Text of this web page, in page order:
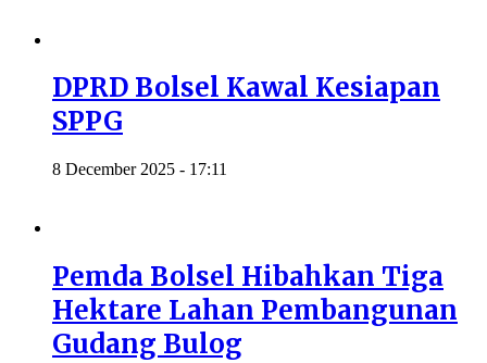
DPRD Bolsel Kawal Kesiapan
SPPG
8 December 2025 - 17:11
Pemda Bolsel Hibahkan Tiga
Hektare Lahan Pembangunan
Gudang Bulog